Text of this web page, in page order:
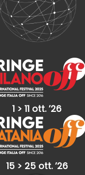
1 > 11 ott. ’26
15 > 25 ott. ’26